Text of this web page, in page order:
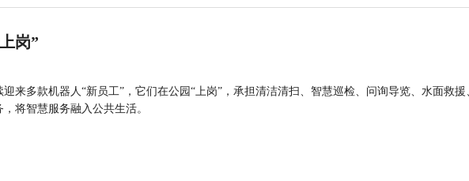
岗”
来多款机器人“新员工”，它们在公园“上岗”，承担清洁清扫、智慧巡检、问询导览、水面救援
将智慧服务融入公共生活。